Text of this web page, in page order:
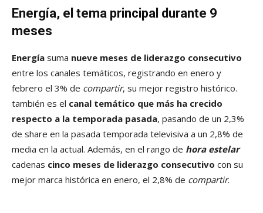
Energía, el tema principal durante 9
meses
Energía suma nueve meses de liderazgo consecutivo
entre los canales temáticos, registrando en enero y
febrero el 3% de compartir, su mejor registro histórico.
también es el canal temático que más ha crecido
respecto a la temporada pasada, pasando de un 2,3%
de share en la pasada temporada televisiva a un 2,8% de
media en la actual. Además, en el rango de hora estelar
cadenas cinco meses de liderazgo consecutivo con su
mejor marca histórica en enero, el 2,8% de compartir.